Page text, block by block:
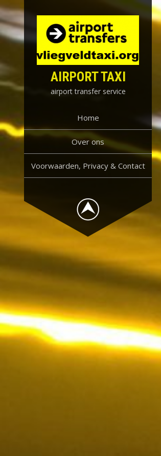
Skip
to
content
AIRPORT TAXI
airport transfer service
Home
Over ons
Voorwaarden, Privacy & Contact